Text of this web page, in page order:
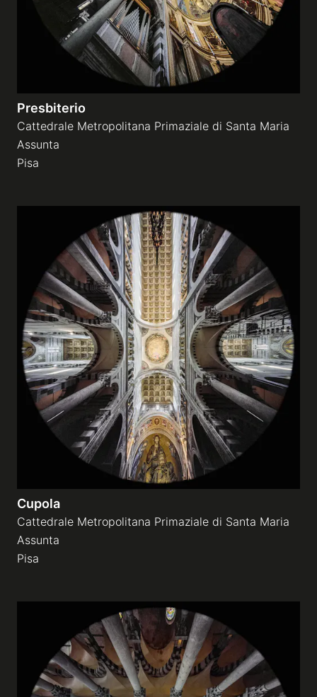
Presbiterio
Cattedrale Metropolitana Primaziale di Santa Maria
Assunta
Pisa
Cupola
Cattedrale Metropolitana Primaziale di Santa Maria
Assunta
Pisa